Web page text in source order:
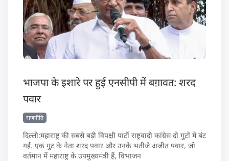
भाजपा के इशारे पर हुई एनसीपी में बग़ावत: शरद
पवार
राजनीति
दिल्ली:महाराष्ट्र की सबसे बड़ी विपक्षी पार्टी राष्ट्रवादी कांग्रेस दो गुटों में बंट
गई. एक गुट के नेता शरद पवार और उनके भतीजे अजीत पवार, जो
वर्तमान में महाराष्ट्र के उपमुख्यमंत्री हैं, विभाजन